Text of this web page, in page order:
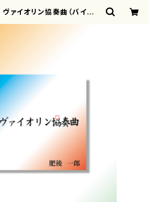
ァイオリン協奏曲（バイオリ